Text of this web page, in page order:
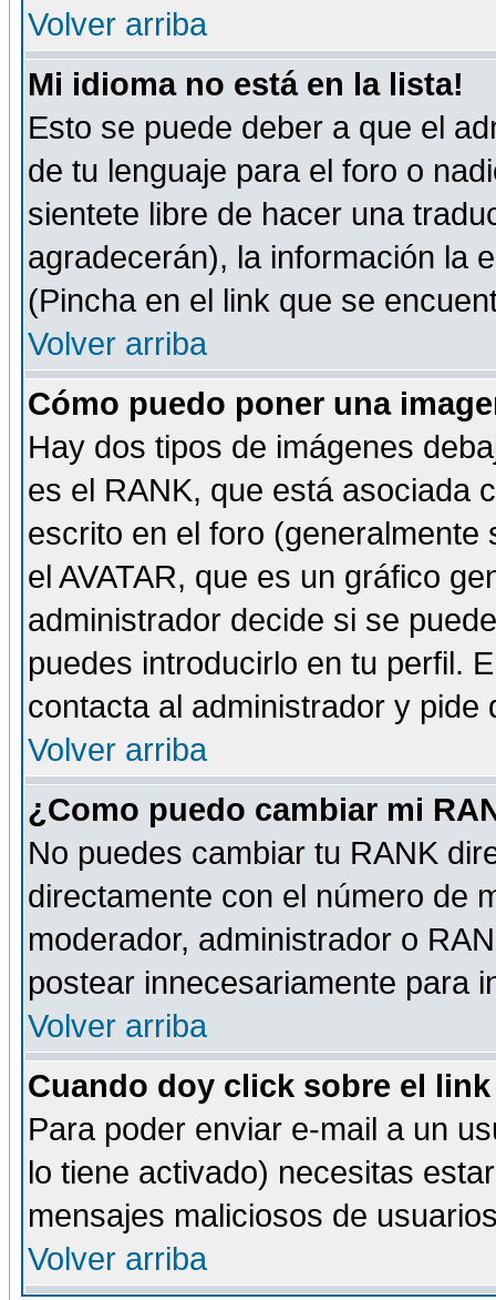
Volver arriba
Mi idioma no está en la lista!
Esto se puede deber a que el
de tu lenguaje para el foro o
sientete libre de hacer una
agradecerán), la información la
(Pincha en el link que se
Volver arriba
Cómo puedo poner una
Hay dos tipos de imágenes
es el RANK, que está asociada
escrito en el foro
el AVATAR, que es un gráfico
administrador decide si se
puedes introducirlo en tu perfil.
contacta al administrador y
Volver arriba
¿Como puedo cambiar mi
No puedes cambiar tu RANK
directamente con el número de
moderador, administrador o
postear innecesariamente para
Volver arriba
Cuando doy click sobre el
Para poder enviar e-mail a un
lo tiene activado) necesitas
mensajes maliciosos de
Volver arriba